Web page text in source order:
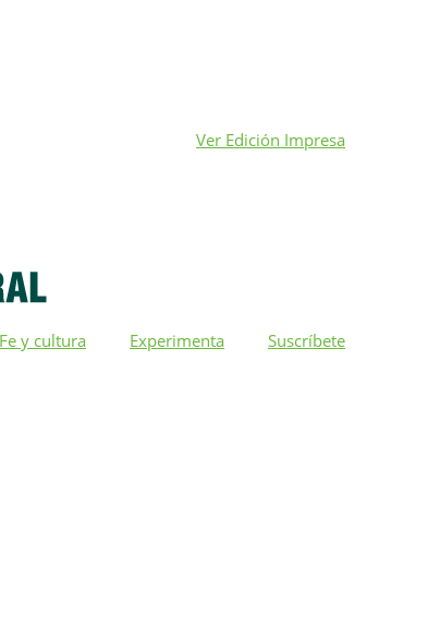
Ver Edición Impresa
Fe y cultura Experimenta Suscríbete